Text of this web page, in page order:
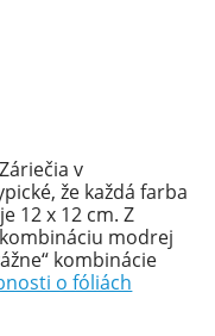
v
že každá farba
12 x 12 cm. Z
modrej
kombinácie
o fóliách